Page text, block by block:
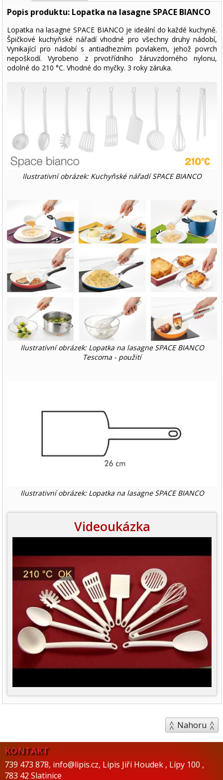
Popis produktu: Lopatka na lasagne SPACE BIANCO
Lopatka na lasagne SPACE BIANCO je ideální do každé kuchyně.
Špičkové kuchyňské nářadí vhodné pro všechny druhy nádobí,
Vynikající pro nádobí s antiadhezním povlakem, jehož povrch
nepoškodí. Vyrobeno z prvotřídního žáruvzdorného nylonu,
odolné do 210 °C. Vhodné do myčky. 3 roky záruka.
Ilustrativní obrázek: Kuchyňské nářadí SPACE BIANCO
Ilustrativní obrázek: Lopatka na lasagne SPACE BIANCO
Tescoma - použití
Ilustrativní obrázek: Lopatka na lasagne SPACE BIANCO
Videoukázka
Nahoru
KONTAKT
739 473 878, info@lipis.cz, Lipis Jiří Houdek , Lípy 100 ,
783 42 Slatinice